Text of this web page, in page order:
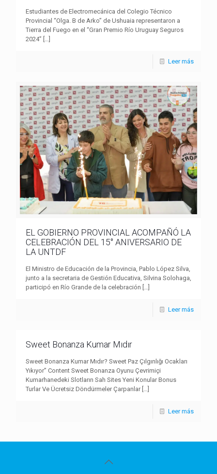
Estudiantes de Electromecánica del Colegio Técnico
Provincial “Olga. B de Arko” de Ushuaia representaron a
Tierra del Fuego en el “Gran Premio Río Uruguay Seguros
2024”
Leer más
EL GOBIERNO PROVINCIAL ACOMPAÑÓ LA
CELEBRACIÓN DEL 15° ANIVERSARIO DE
LA UNTDF
El Ministro de Educación de la Provincia, Pablo López Silva,
junto a la secretaria de Gestión Educativa, Silvina Solohaga,
participó en Río Grande de la celebración […]
Leer más
Sweet Bonanza Kumar Mıdır
Sweet Bonanza Kumar Mıdır? Sweet Paz Çılgınlığı Ocakları
Yıkıyor” Content Sweet Bonanza Oyunu Çevrimiçi
Kumarhanedeki Slotların Sah Sites Yeni Konular Bonus
Turlar Ve Ücretsiz Döndürmeler Çarpanlar[…]
Leer más